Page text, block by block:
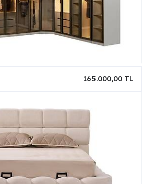
165.000,00 TL